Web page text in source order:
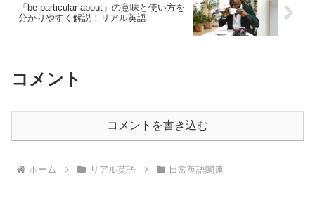
「be particular about」の意味と使い方を
分かりやすく解説！リアル英語
コメント
コメントを書き込む
ホーム リアル英語 日常英語関連